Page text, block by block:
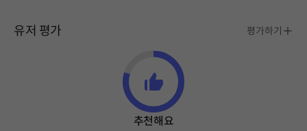
유저 평가 평가하기
추천해요